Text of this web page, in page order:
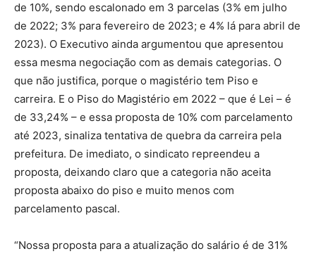
de 10%, sendo escalonado em 3 parcelas (3% em julho
de 2022; 3% para fevereiro de 2023; e 4% lá para abril de
2023). O Executivo ainda argumentou que apresentou
essa mesma negociação com as demais categorias. O
que não justifica, porque o magistério tem Piso e
carreira. E o Piso do Magistério em 2022 – que é Lei – é
de 33,24% – e essa proposta de 10% com parcelamento
até 2023, sinaliza tentativa de quebra da carreira pela
prefeitura. De imediato, o sindicato repreendeu a
proposta, deixando claro que a categoria não aceita
proposta abaixo do piso e muito menos com
parcelamento pascal.
“Nossa proposta para a atualização do salário é de 31%